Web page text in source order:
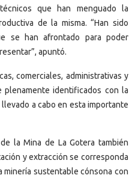
que han menguado la
de la misma. “Han sido
se han afrontado para poder
apuntó.
comerciales, administrativas y
identificados con la
a cabo en esta importante
la Mina de La Gotera también
y extracción se corresponda
minería sustentable cónsona con